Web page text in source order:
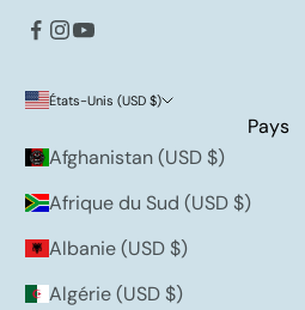
États-Unis (USD $)
Pays
Afghanistan (USD $)
Afrique du Sud (USD $)
Albanie (USD $)
Algérie (USD $)